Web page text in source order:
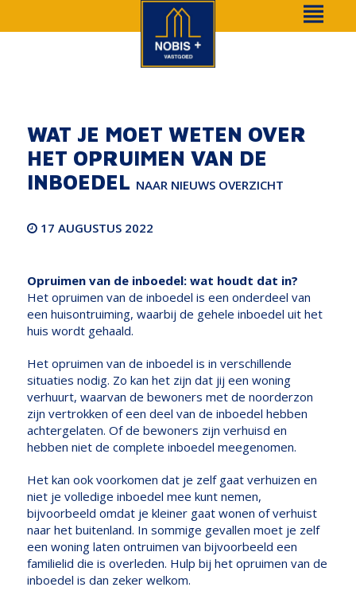
WAT JE MOET WETEN OVER
HET OPRUIMEN VAN DE
INBOEDEL NAAR NIEUWS OVERZICHT
17 AUGUSTUS 2022
Opruimen van de inboedel: wat houdt dat in?
Het opruimen van de inboedel is een onderdeel van
een huisontruiming, waarbij de gehele inboedel uit het
huis wordt gehaald.
Het opruimen van de inboedel is in verschillende
situaties nodig. Zo kan het zijn dat jij een woning
verhuurt, waarvan de bewoners met de noorderzon
zijn vertrokken of een deel van de inboedel hebben
achtergelaten. Of de bewoners zijn verhuisd en
hebben niet de complete inboedel meegenomen.
Het kan ook voorkomen dat je zelf gaat verhuizen en
niet je volledige inboedel mee kunt nemen,
bijvoorbeeld omdat je kleiner gaat wonen of verhuist
naar het buitenland. In sommige gevallen moet je zelf
een woning laten ontruimen van bijvoorbeeld een
familielid die is overleden. Hulp bij het opruimen van de
inboedel is dan zeker welkom.